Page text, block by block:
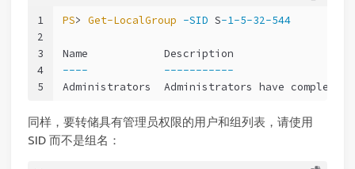
1
2
3
4
5
PS> Get-LocalGroup -SID S-1-5-32-544
Name            Description
----
-----------
Administrators  Administrators have
同样，要转储具有管理员权限的用户和组列表，请使用
SID 而不是组名：